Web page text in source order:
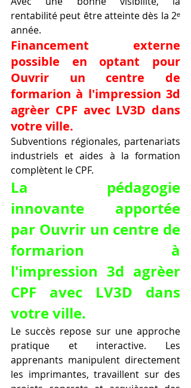
rentabilité peut être atteinte dès la 2ᵉ
année.
Financement externe
possible en optant pour
Ouvrir un centre de
formarion à l'impression 3d
agrèer CPF avec LV3D dans
votre ville.
Subventions régionales, partenariats
industriels et aides à la formation
complètent le CPF.
La pédagogie
innovante apportée
par Ouvrir un centre de
formarion à
l'impression 3d agrèer
CPF avec LV3D dans
votre ville.
Le succès repose sur une approche
pratique et interactive. Les
apprenants manipulent directement
les imprimantes, travaillent sur des